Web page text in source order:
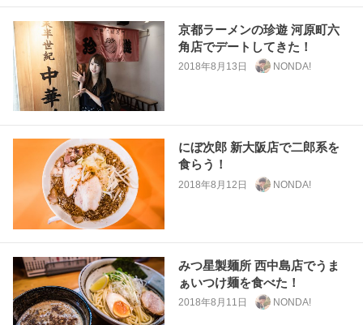
京都ラーメンの珍遊 河原町六
角店でデートしてきた！
2018年8月13日 NONDA!
にぼ次郎 新大阪店で二郎系を
食らう！
2018年8月12日 NONDA!
みつ星製麺所 西中島店でうま
ぁいつけ麺を食べた！
2018年8月11日 NONDA!